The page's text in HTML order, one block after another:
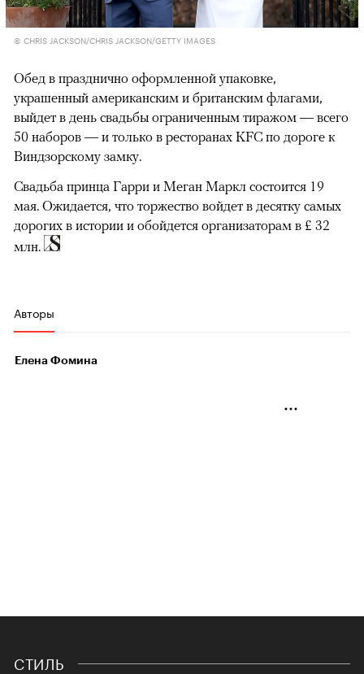
© CHRIS JACKSON/CHRIS JACKSON/GETTY IMAGES
Обед в празднично оформленной упаковке,
украшенный американским и британским флагами,
выйдет в день свадьбы ограниченным тиражом — всего
50 наборов — и только в ресторанах KFC по дороге к
Виндзорскому замку.
Свадьба принца Гарри и Меган Маркл состоится 19
мая. Ожидается, что торжество войдет в десятку самых
дорогих в истории и обойдется организаторам в £ 32
млн.
Авторы
Елена Фомина
СТИЛЬ